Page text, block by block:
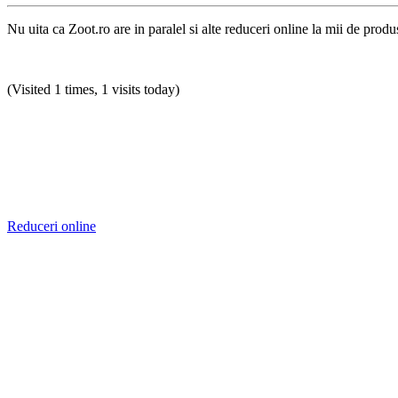
Nu uita ca Zoot.ro are in paralel si alte reduceri online la mii de
(Visited 1 times, 1 visits today)
Reduceri online